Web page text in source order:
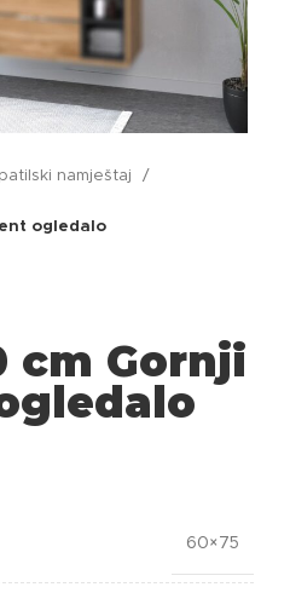
namještaj
ogledalo
cm Gornji
60×75